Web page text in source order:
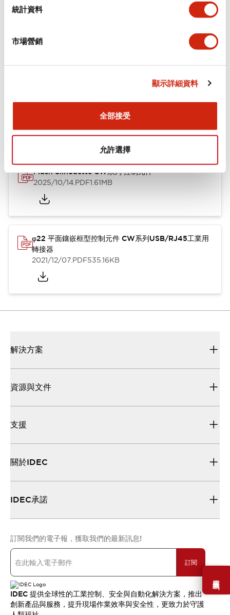
統計資料
市場營銷
顯示詳細資料
全部接受
允許選擇
需要幫助嗎？
機械規格
型錄和宣傳手冊 CAD檔 認證與標準
Flush Silhouette CW系列 控制元件
2025/10/14.PDF1.61MB
φ22 平面鑲嵌框型控制元件 CW系列USB/RJ45工業用
轉接器
2021/12/07.PDF535.16KB
解決方案
資源與文件
支援
關於IDEC
IDEC承諾
訂閱我們的電子報，獲取我們的最新訊息!
訂閱
IDEC 提供全球性的工業控制、安全與自動化解決方案，推出
創新產品與服務，提升現場作業效率與安全性，更致力於守護